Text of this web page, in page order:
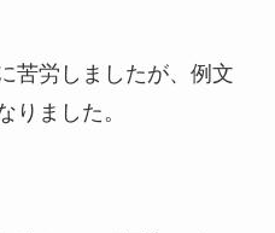
苦労しましたが、例文
りました。